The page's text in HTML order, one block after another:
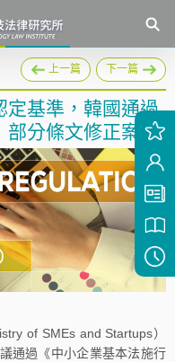
上一篇 下一篇
定基準，韓國通過
部分條文修正案
of SMEs and Startups）
通過《中小企業基本法施行